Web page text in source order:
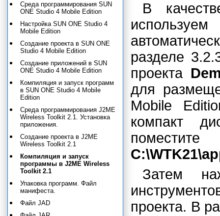
В
разделе
проекта
для
Mobile
компакт
Затем
проекта. В
Среда программирования SUN
ONE Studio 4 Mobile Edition
Настройка SUN ONE Studio 4
Mobile Edition
Создание проекта в SUN ONE
Studio 4 Mobile Edition
Создание приложений в SUN
ONE Studio 4 Mobile Edition
Компиляция и запуск программ
в SUN ONE Studio 4 Mobile
Edition
Среда программирования J2ME
Wireless Toolkit 2.1. Установка
приложения.
Создание проекта в J2ME
Wireless Toolkit 2.1
Компиляция и запуск
программы в J2ME Wireless
Toolkit 2.1
Упаковка программ. Файл
манифеста.
Файл JAD